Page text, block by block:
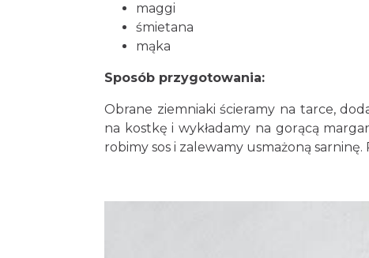
maggi
śmietana
mąka
Sposób przygotowania:
Obrane ziemniaki ścieramy na tarce,
na kostkę i wykładamy na gorącą
robimy sos i zalewamy usmażoną